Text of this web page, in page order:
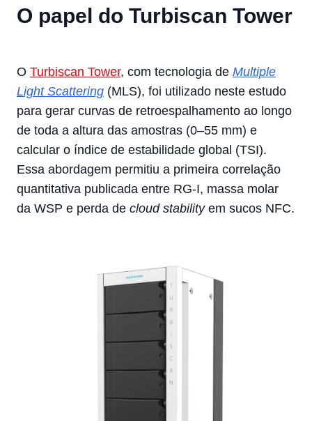
O papel do Turbiscan Tower
O Turbiscan Tower, com tecnologia de Multiple
Light Scattering (MLS), foi utilizado neste estudo
para gerar curvas de retroespalhamento ao longo
de toda a altura das amostras (0–55 mm) e
calcular o índice de estabilidade global (TSI).
Essa abordagem permitiu a primeira correlação
quantitativa publicada entre RG-I, massa molar
da WSP e perda de cloud stabilityem sucos NFC.